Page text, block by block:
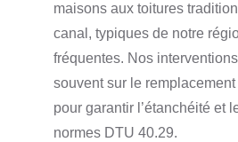
maisons aux toitures
canal, typiques de notre
fréquentes. Nos
souvent sur le
pour garantir l’étanchéité et
normes DTU 40.29.